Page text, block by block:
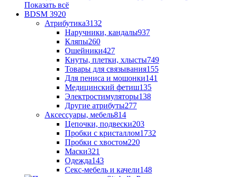
Показать всё
BDSM 3920
Атрибутика3132
Наручники, кандалы937
Кляпы260
Ошейники427
Кнуты, плетки, хлысты749
Товары для связывания155
Для пениса и мошонки141
Медицинский фетиш135
Электростимуляторы138
Другие атрибуты277
Аксессуары, мебель814
Цепочки, подвески203
Пробки с кристаллом1732
Пробки с хвостом220
Маски321
Одежда143
Секс-мебель и качели148